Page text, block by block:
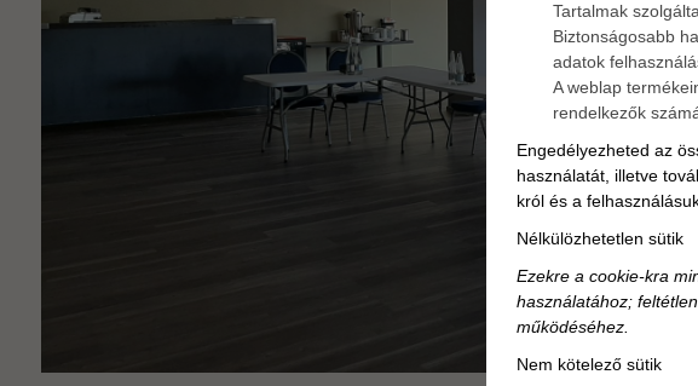
Tartalmak
Biztonságosabb
adatok
A weblap
rendelkezők
Engedélyezheted az
használatát, illetve
król és a
Nélkülözhetetlen sütik
Ezekre a cookie-kra
használatához;
működéséhez.
Nem kötelező sütik